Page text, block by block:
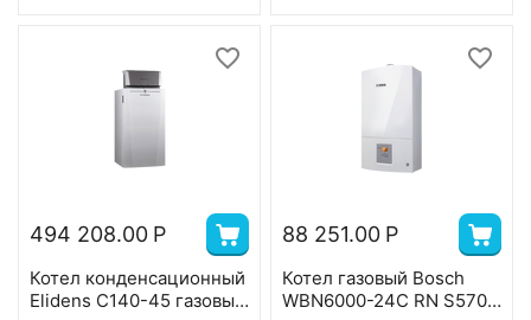
NUVOLA DUO-TEC+ 33
494 208.00 Р
Котел конденсационный
Elidens C140-45 газовый
88 251.00 Р
Котел газовый Bosch
WBN6000-24C RN S5700